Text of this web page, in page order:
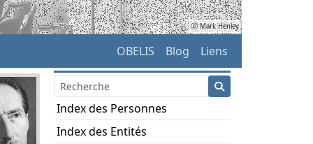
ⓒ Mark Henley
OBELIS Blog Liens
Index des Personnes
Index des Entités